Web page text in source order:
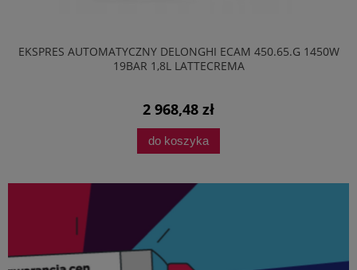
EKSPRES AUTOMATYCZNY DELONGHI ECAM 450.65.G 1450W
19BAR 1,8L LATTECREMA
2 968,48 zł
do koszyka